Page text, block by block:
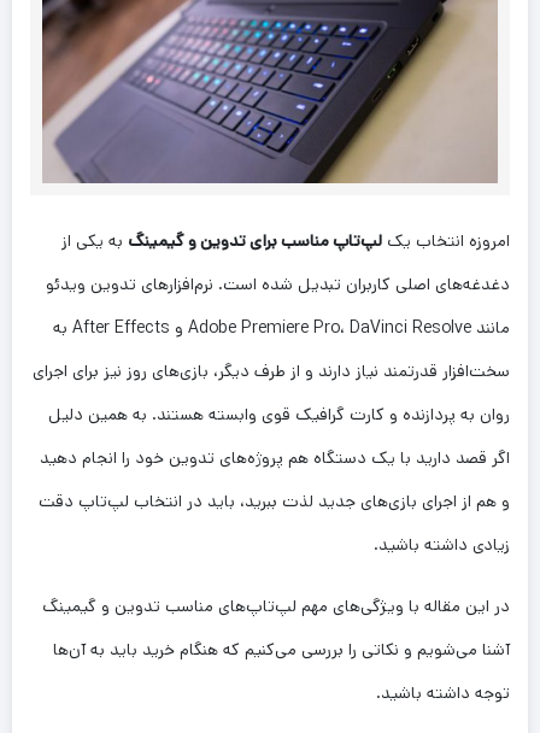
امروزه انتخاب یک لپ‌تاپ مناسب برای تدوین و گیمینگ به یکی از
دغدغه‌های اصلی کاربران تبدیل شده است. نرم‌افزارهای تدوین ویدئو
مانند Adobe Premiere Pro، DaVinci Resolve و After Effects به
سخت‌افزار قدرتمند نیاز دارند و از طرف دیگر، بازی‌های روز نیز برای اجرای
روان به پردازنده و کارت گرافیک قوی وابسته هستند. به همین دلیل
اگر قصد دارید با یک دستگاه هم پروژه‌های تدوین خود را انجام دهید
و هم از اجرای بازی‌های جدید لذت ببرید، باید در انتخاب لپ‌تاپ دقت
زیادی داشته باشید.
در این مقاله با ویژگی‌های مهم لپ‌تاپ‌های مناسب تدوین و گیمینگ
آشنا می‌شویم و نکاتی را بررسی می‌کنیم که هنگام خرید باید به آن‌ها
توجه داشته باشید.